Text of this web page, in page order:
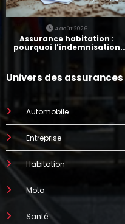
4 août 2026
Assurance habitation :
pourquoi l’indemnisation
Univers des assurances
Automobile
Entreprise
Habitation
Moto
Santé